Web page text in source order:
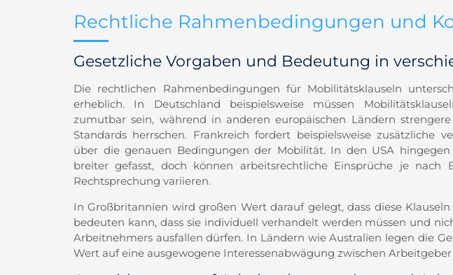
Rechtliche Rahmenbedingungen und
Gesetzliche Vorgaben und Bedeutung in
Die rechtlichen Rahmenbedingungen für Mobilitätsklauseln
erheblich. In Deutschland beispielsweise müssen
zumutbar sein, während in anderen europäischen Ländern
Standards herrschen. Frankreich fordert beispielsweise zusätzliche
über die genauen Bedingungen der Mobilität. In den USA
breiter gefasst, doch können arbeitsrechtliche Einsprüche je nach
Rechtsprechung variieren.
In Großbritannien wird großen Wert darauf gelegt, dass diese
bedeuten kann, dass sie individuell verhandelt werden müssen und
Arbeitnehmers ausfallen dürfen. In Ländern wie Australien legen die
Wert auf eine ausgewogene Interessenabwägung zwischen